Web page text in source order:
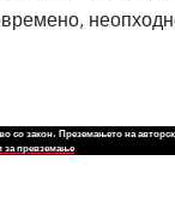
со закон. Преземањето на
за превземање